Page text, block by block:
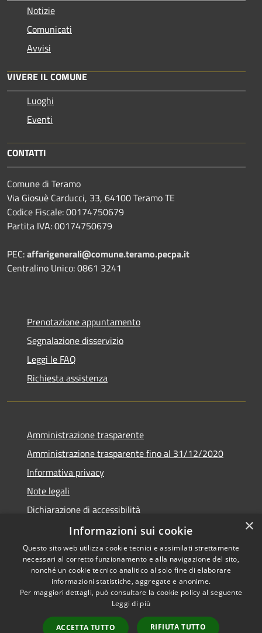
Notizie
Comunicati
Avvisi
VIVERE IL COMUNE
Luoghi
Eventi
CONTATTI
Comune di Teramo
Via Giosuè Carducci, 33, 64100 Teramo TE
Codice Fiscale: 00174750679
Partita IVA: 00174750679
PEC:affarigenerali@comune.teramo.pecpa.it
Centralino Unico: 0861 3241
Prenotazione appuntamento
Segnalazione disservizio
Leggi le FAQ
Richiesta assistenza
Amministrazione trasparente
Amministrazione trasparente fino al 31/12/2020
Informativa privacy
Note legali
Dichiarazione di accessibilità
Accessibilità
Privacy
Mappa del sito
Copyright © 2026 • Comune di
Teramo • Powered by
Municipium• Accesso
×
Informazioni sui cookie
Questo sito web utilizza cookie tecnici e assimilati strettamente
necessari al corretto funzionamento e alla navigazione del sito,
nonché un cookie tecnico analitico al solo fine di elaborare
informazioni statistiche, aggregate e anonime.
Per maggiori dettagli, può consultare la cookie policy al seguente
Leggi di più
ACCETTA TUTTO RIFIUTA TUTTO